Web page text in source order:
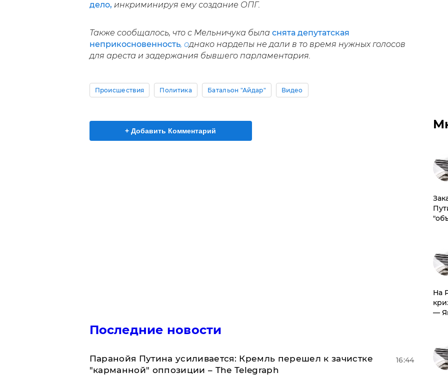
дело, инкриминируя ему создание ОПГ.
Также сообщалось, что с Мельничука была снята депутатская
неприкосновенность, однако нардепы не дали в то время нужных голосов
для ареста и задержания бывшего парламентария.
Происшествия Политика Батальон "Айдар" Видео
+ Добавить Комментарий
Последние новости
Паранойя Путина усиливается: Кремль перешел к зачистке
"карманной" оппозиции – The Telegraph
16:44
На
—